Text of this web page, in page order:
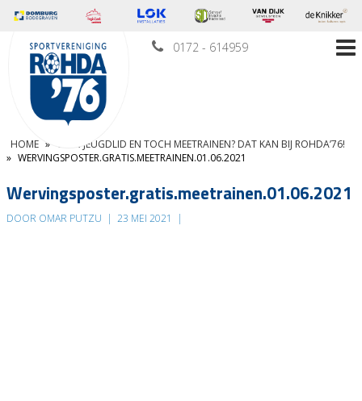
0172 - 614959
HOME » GEEN JEUGDLID EN TOCH MEETRAINEN? DAT KAN BIJ ROHDA’76!
» WERVINGSPOSTER.GRATIS.MEETRAINEN.01.06.2021
Wervingsposter.gratis.meetrainen.01.06.2021
DOOR OMAR PUTZU | 23 MEI 2021 |